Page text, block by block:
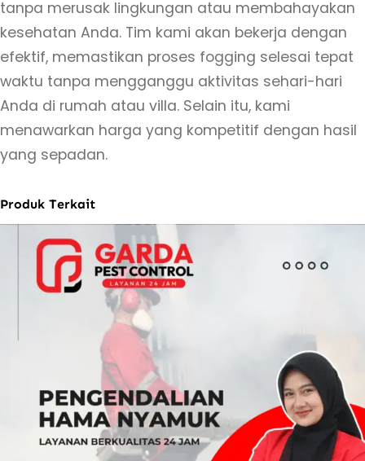
tanpa merusak lingkungan atau membahayakan
kesehatan Anda. Tim kami akan bekerja dengan
efektif, memastikan proses fogging selesai tepat
waktu tanpa mengganggu aktivitas sehari-hari
Anda di rumah atau villa. Selain itu, kami
menawarkan harga yang kompetitif dengan hasil
yang sepadan.
Produk Terkait